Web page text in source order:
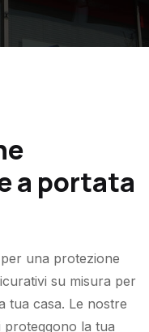
a portata
una protezione
su misura per
tua casa. Le nostre
proteggono la tua